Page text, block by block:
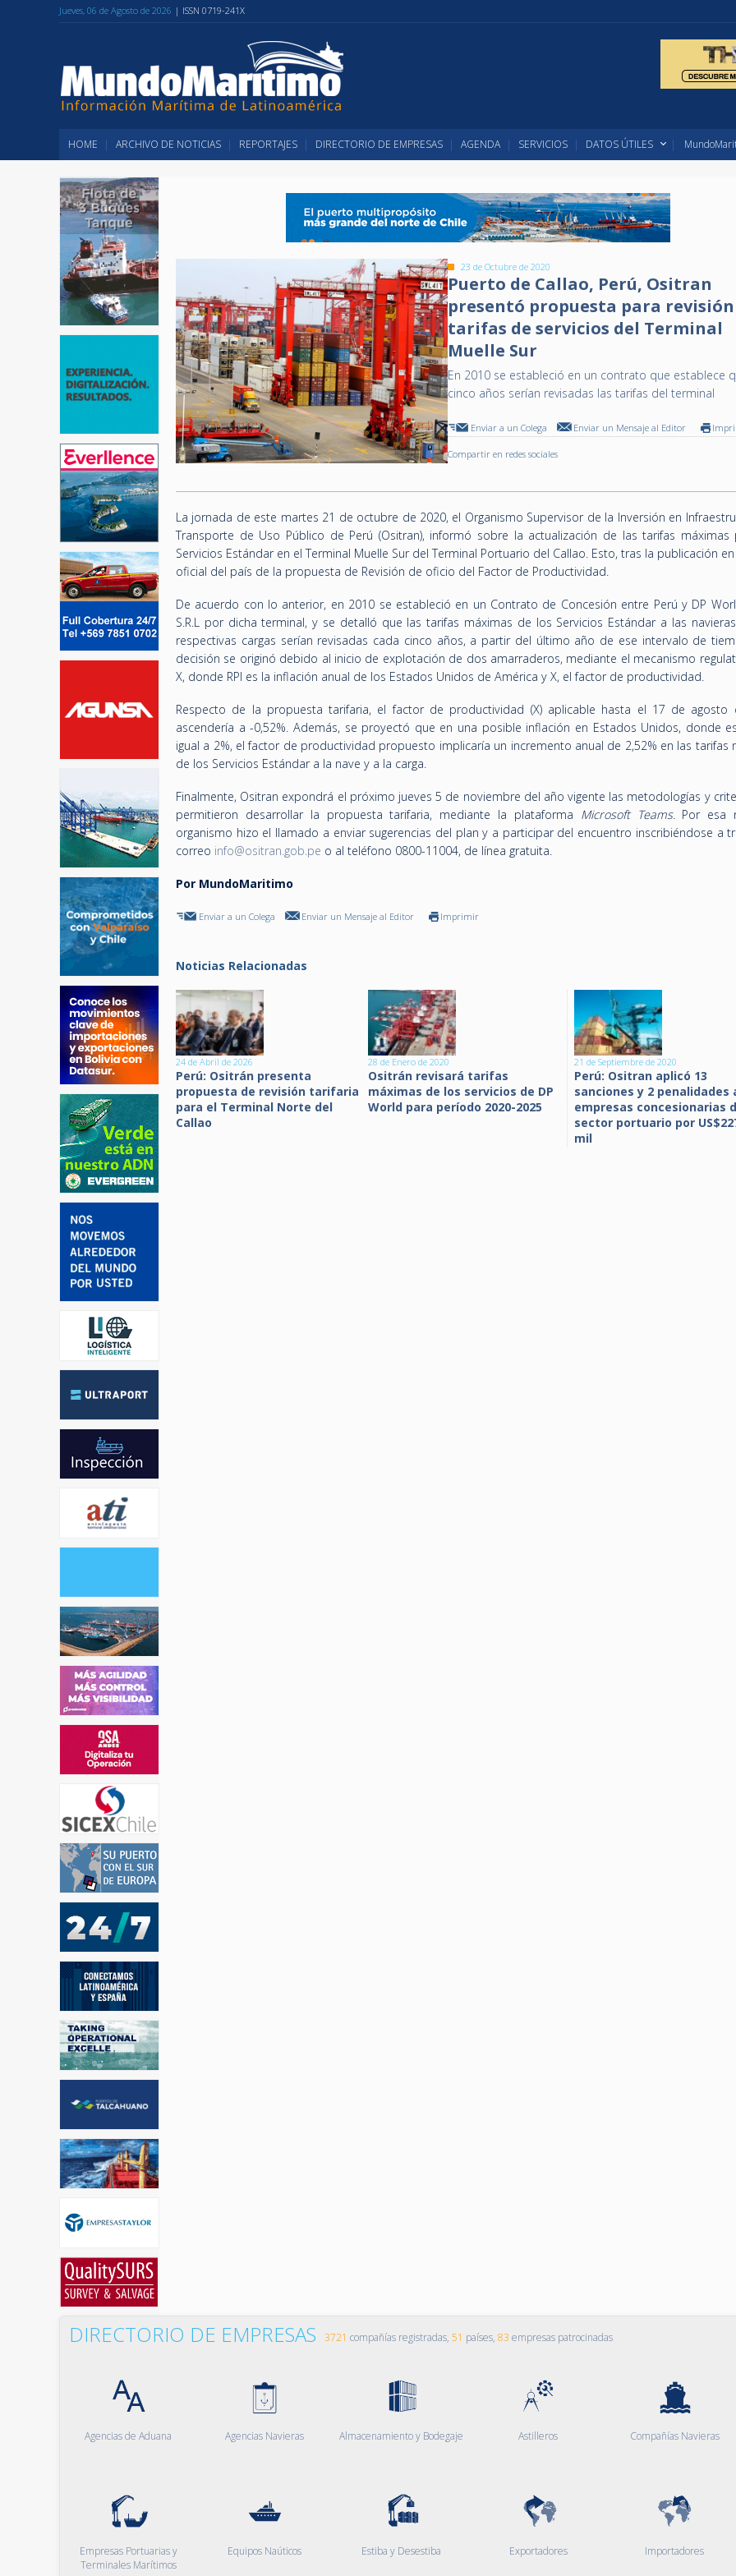
Jueves, 06 de Agosto de 2026 | ISSN 0719-241X
HOME ARCHIVO DE NOTICIAS REPORTAJES DIRECTORIO DE EMPRESAS AGENDA SERVICIOS DATOS ÚTILES
23 de Octubre de 2020
Puerto de Callao, Perú, Ositran
presentó propuesta para revisión
tarifas de servicios del Terminal
Muelle Sur
En 2010 se estableció en un contrato que establece
cinco años serían revisadas las tarifas del terminal
Enviar a un Colega Enviar un Mensaje al Editor
Compartir en redes sociales
La jornada de este martes 21 de octubre de 2020, el Organismo Supervisor de la Inversión en
Transporte de Uso Público de Perú (Ositran), informó sobre la actualización de las tarifas máximas
Servicios Estándar en el Terminal Muelle Sur del Terminal Portuario del Callao. Esto, tras la publicación
oficial del país de la propuesta de Revisión de oficio del Factor de Productividad.
De acuerdo con lo anterior, en 2010 se estableció en un Contrato de Concesión entre Perú y DP
S.R.L por dicha terminal, y se detalló que las tarifas máximas de los Servicios Estándar a las
respectivas cargas serían revisadas cada cinco años, a partir del último año de ese intervalo de
decisión se originó debido al inicio de explotación de dos amarraderos, mediante el mecanismo
X, donde RPI es la inflación anual de los Estados Unidos de América y X, el factor de productividad.
Respecto de la propuesta tarifaria, el factor de productividad (X) aplicable hasta el 17 de agosto
ascendería a -0,52%. Además, se proyectó que en una posible inflación en Estados Unidos, donde
igual a 2%, el factor de productividad propuesto implicaría un incremento anual de 2,52% en las tarifas
de los Servicios Estándar a la nave y a la carga.
Finalmente, Ositran expondrá el próximo jueves 5 de noviembre del año vigente las metodologías y
permitieron desarrollar la propuesta tarifaria, mediante la plataforma Microsoft Teams.Por esa
organismo hizo el llamado a enviar sugerencias del plan y a participar del encuentro inscribiéndose a
correo info@ositran.gob.pe o al teléfono 0800-11004, de línea gratuita.
Por MundoMaritimo
Enviar a un Colega Enviar un Mensaje al Editor Imprimir
Noticias Relacionadas
24 de Abril de 2026
Perú: Ositrán presenta
propuesta de revisión tarifaria
para el Terminal Norte del
Callao
28 de Enero de 2020
Ositrán revisará tarifas
máximas de los servicios de DP
World para período 2020-2025
21 de Septiembre de 2020
Perú: Ositran aplicó 13
sanciones y 2 penalidades
empresas concesionarias
sector portuario por
mil
DIRECTORIO DE EMPRESAS 3721 compañías registradas, 51 países, 83 empresas patrocinadas
Agencias de Aduana Agencias Navieras Almacenamiento y Bodegaje Astilleros Compañías Navieras
Empresas Portuarias y
Terminales Marítimos
Equipos Naúticos Estiba y Desestiba Exportadores Importadores